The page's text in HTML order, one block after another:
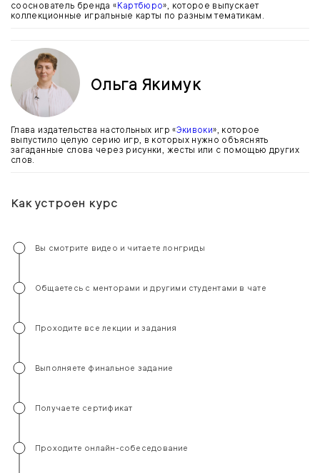
сооснователь бренда «Картбюро», которое выпускает
коллекционные игральные карты по разным тематикам.
Ольга Якимук
Глава издательства настольных игр «Экивоки», которое
выпустило целую серию игр, в которых нужно объяснять
загаданные слова через рисунки, жесты или с помощью других
слов.
Как устроен курс
Вы смотрите видео и читаете лонгриды
Общаетесь с менторами и другими студентами в чате
Проходите все лекции и задания
Выполняете финальное задание
Получаете сертификат
Проходите онлайн-собеседование